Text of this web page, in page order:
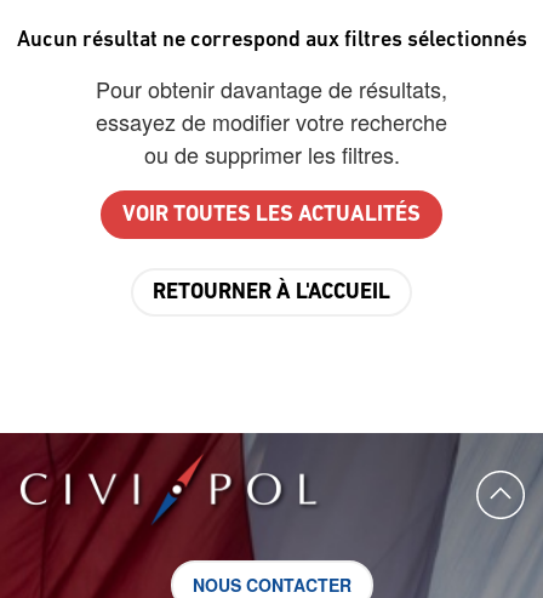
Aucun résultat ne correspond aux filtres sélectionnés
Pour obtenir davantage de résultats,
essayez de modifier votre recherche
ou de supprimer les filtres.
VOIR TOUTES LES ACTUALITÉS
RETOURNER À L'ACCUEIL
NOUS CONTACTER